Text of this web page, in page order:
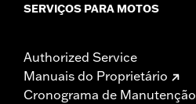
SERVIÇOS PARA MOTOS
Authorized Service
Manuais do Proprietário
Cronograma de Manutenção